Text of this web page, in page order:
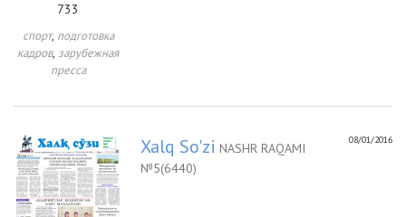
733
спорт, подготовка
кадров, зарубежная
пресса
08/01/2016
Xalq So'zi NASHR RAQAMI
№5(6440)